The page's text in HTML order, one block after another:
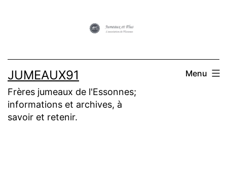
JUMEAUX91
Frères jumeaux de l'Essonnes;
informations et archives, à
savoir et retenir.
Menu